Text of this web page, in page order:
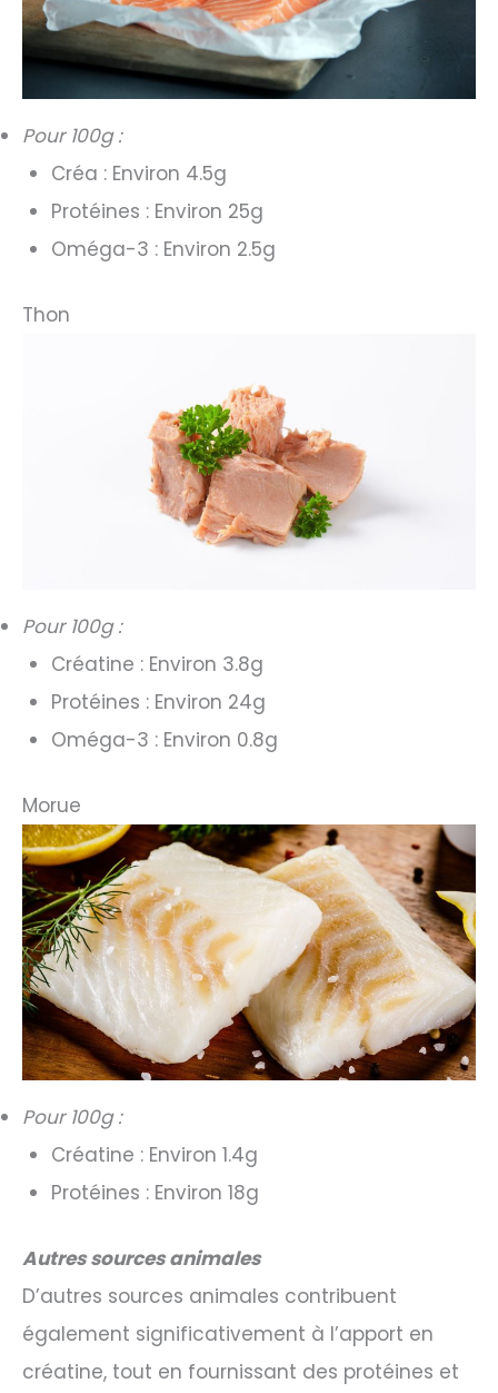
Pour 100g :
Créa : Environ 4.5g
Protéines : Environ 25g
Oméga-3 : Environ 2.5g
Thon
Pour 100g :
Créatine : Environ 3.8g
Protéines : Environ 24g
Oméga-3 : Environ 0.8g
Morue
Pour 100g :
Créatine : Environ 1.4g
Protéines : Environ 18g
Autres sources animales
D’autres sources animales contribuent
également significativement à l’apport en
créatine, tout en fournissant des protéines et